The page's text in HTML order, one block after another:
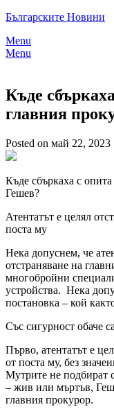
Skip
content
Българските Новини
Menu
Menu
Къде
главния
Posted on май 22, 2023
Къде сбъркаха с
Гешев?
Атентатът е целял
поста му
Нека допуснем, че
отстраняване на
многобройни
устройства. Нека
постановка – кой
Със сигурност обаче
Първо, атентатът е
от поста му, без
Мутрите не подбират
– жив или мъртъв,
главния прокурор.